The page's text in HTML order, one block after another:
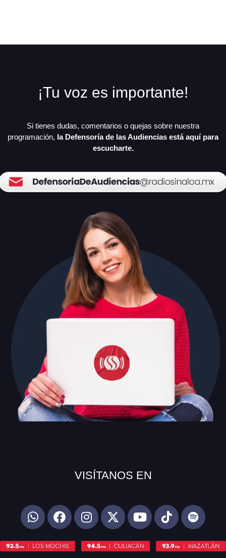
¡Tu voz es importante!
Si tienes dudas, comentarios o quejas sobre nuestra
programación, la Defensoría de las Audiencias está aquí para
escucharte.
VISÍTANOS EN